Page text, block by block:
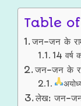
Table
जन-जन के
14 वर्ष
जन-जन के
लेख: जन-जन